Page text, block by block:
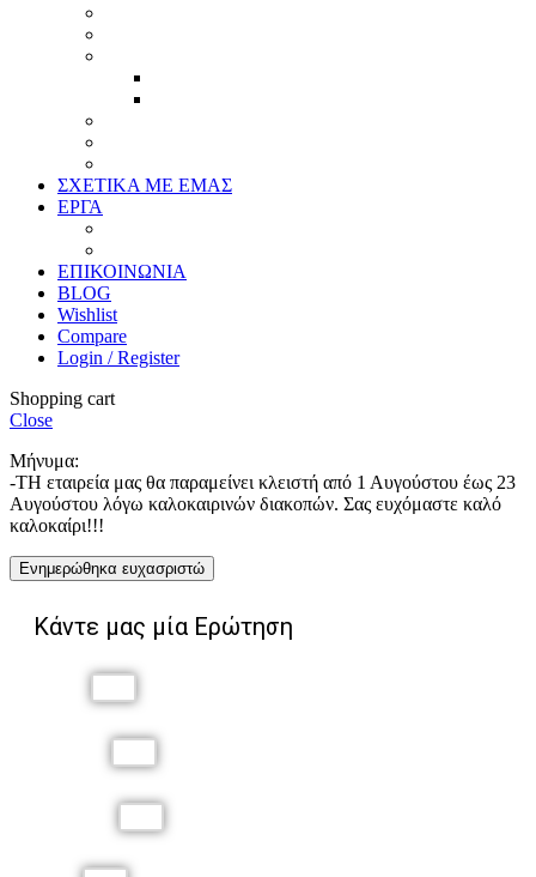
ΣΧΕΤΙΚΑ ΜΕ ΕΜΑΣ
ΕΡΓΑ
ΕΠΙΚΟΙΝΩΝΙΑ
BLOG
Wishlist
Compare
Login / Register
Shopping cart
Close
Μήνυμα:
-ΤΗ εταιρεία μας θα παραμείνει κλειστή από 1 Αυγούστου έως 23
Αυγούστου λόγω καλοκαιρινών διακοπών. Σας ευχόμαστε καλό
καλοκαίρι!!!
Ενημερώθηκα ευχασριστώ
Κάντε μας μία Ερώτηση